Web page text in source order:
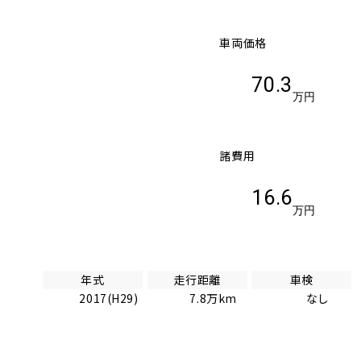
車両価格
70.3
万円
諸費用
16.6
万円
年式
2017(H29)
走行距離
7.8万km
車検
なし